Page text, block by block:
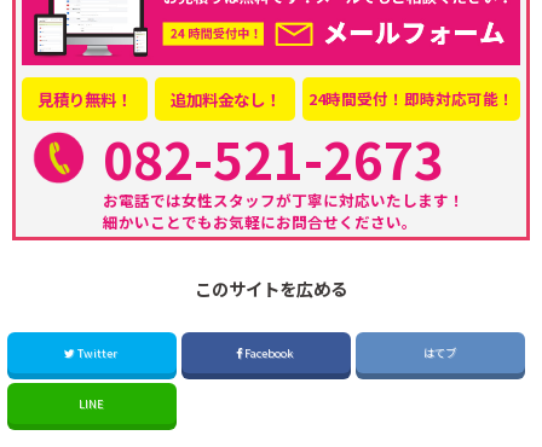
見積り無料！ 追加料金なし！ 24時間受付！即時対応可能！
082-521-2673
お電話では女性スタッフが丁寧に対応いたします！
細かいことでもお気軽にお問合せください。
このサイトを広める
Twitter Facebook はてブ
LINE